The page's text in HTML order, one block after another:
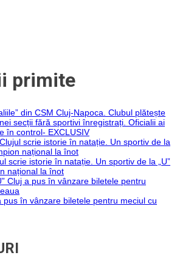
primite
din CSM Cluj-Napoca. Clubul plătește
secții fără sportivi înregistrați. Oficialii ai
în control- EXCLUSIV
Clujul scrie istorie în natație. Un sportiv de la
național la înot
scrie istorie în natație. Un sportiv de la „U”
național la înot
Cluj a pus în vânzare biletele pentru
pus în vânzare biletele pentru meciul cu